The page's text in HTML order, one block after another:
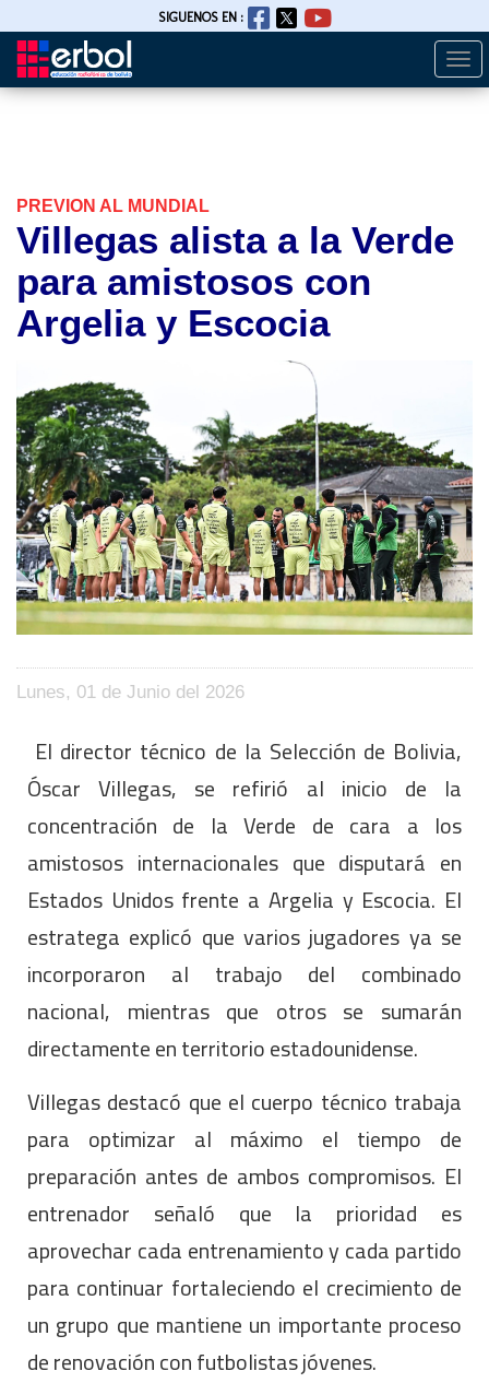
Pasar
SIGUENOS EN :
PREVION AL MUNDIAL
Villegas alista a la Verde
para amistosos con
Argelia y Escocia
Lunes, 01 de Junio del 2026
El director técnico de la Selección de Bolivia,
Óscar Villegas, se refirió al inicio de la
concentración de la Verde de cara a los
amistosos internacionales que disputará en
Estados Unidos frente a Argelia y Escocia. El
estratega explicó que varios jugadores ya se
incorporaron al trabajo del combinado
nacional, mientras que otros se sumarán
directamente en territorio estadounidense.
Villegas destacó que el cuerpo técnico trabaja
para optimizar al máximo el tiempo de
preparación antes de ambos compromisos. El
entrenador señaló que la prioridad es
aprovechar cada entrenamiento y cada partido
para continuar fortaleciendo el crecimiento de
un grupo que mantiene un importante proceso
de renovación con futbolistas jóvenes.